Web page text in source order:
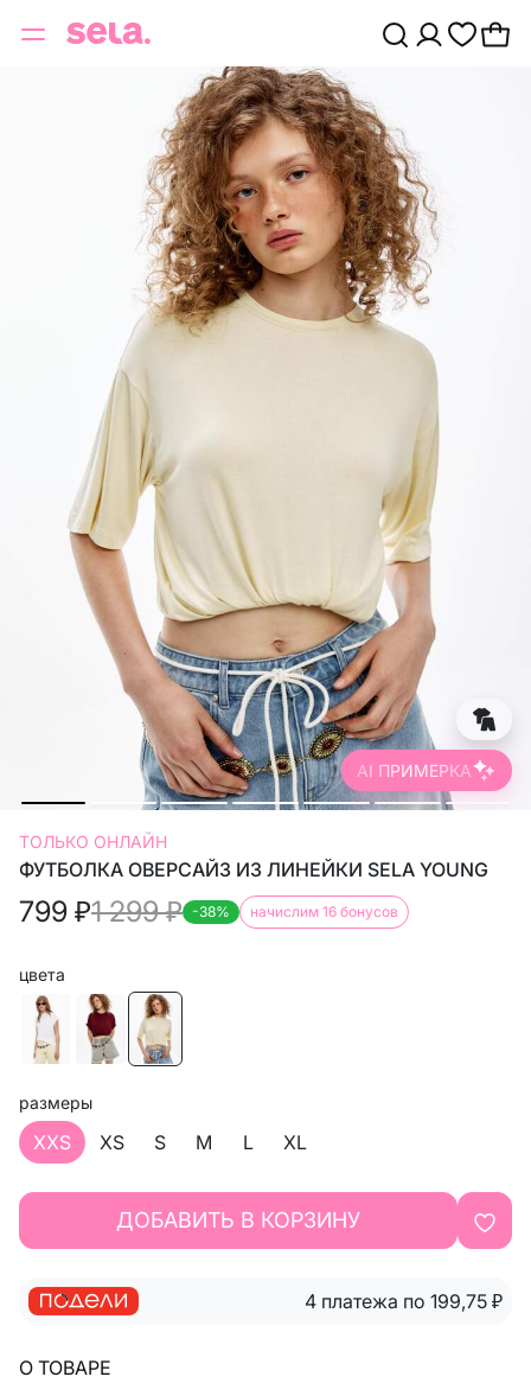
AI ПРИМЕРКА
ТОЛЬКО ОНЛАЙН
ФУТБОЛКА ОВЕРСАЙЗ ИЗ ЛИНЕЙКИ SELA YOUNG
799 ₽1 299₽ -38% начислим 16 бонусов
цвета
размеры
XXS XS S M L XL
ДОБАВИТЬ В КОРЗИНУ
4 платежа по 199,75 ₽
О ТОВАРЕ